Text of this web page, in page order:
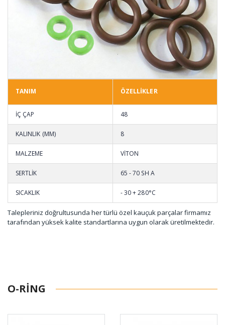
TANIM ÖZELLİKLER
İÇ ÇAP 48
KALINLIK (MM) 8
MALZEME VİTON
SERTLİK 65 - 70 SH A
SICAKLIK - 30 + 280°C
Talepleriniz doğrultusunda her türlü özel kauçuk parçalar firmamız
tarafından yüksek kalite standartlarına uygun olarak üretilmektedir.
O-RING